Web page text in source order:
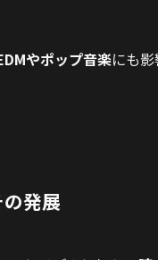
やポップ音楽にも影
発展